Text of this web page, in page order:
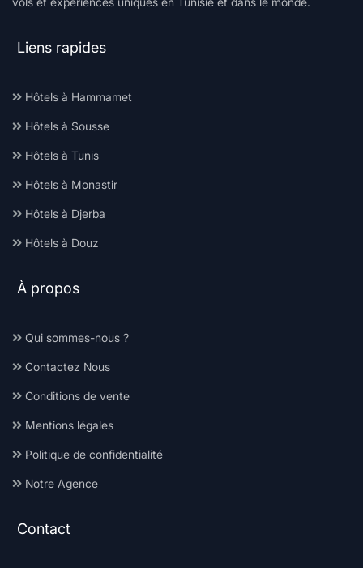
Liens rapides
Hôtels à Hammamet
Hôtels à Sousse
Hôtels à Tunis
Hôtels à Monastir
Hôtels à Djerba
Hôtels à Douz
À propos
Qui sommes-nous ?
Contactez Nous
Conditions de vente
Mentions légales
Politique de confidentialité
Notre Agence
Contact